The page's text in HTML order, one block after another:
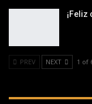
¡Feliz
PREV NEXT 1 of